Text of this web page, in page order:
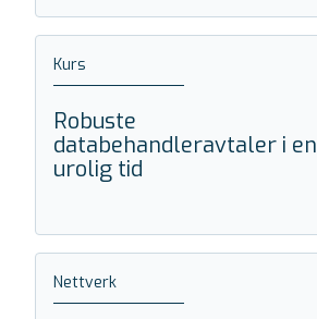
Kurs
Robuste
databehandleravtaler i en
urolig tid
Nettverk